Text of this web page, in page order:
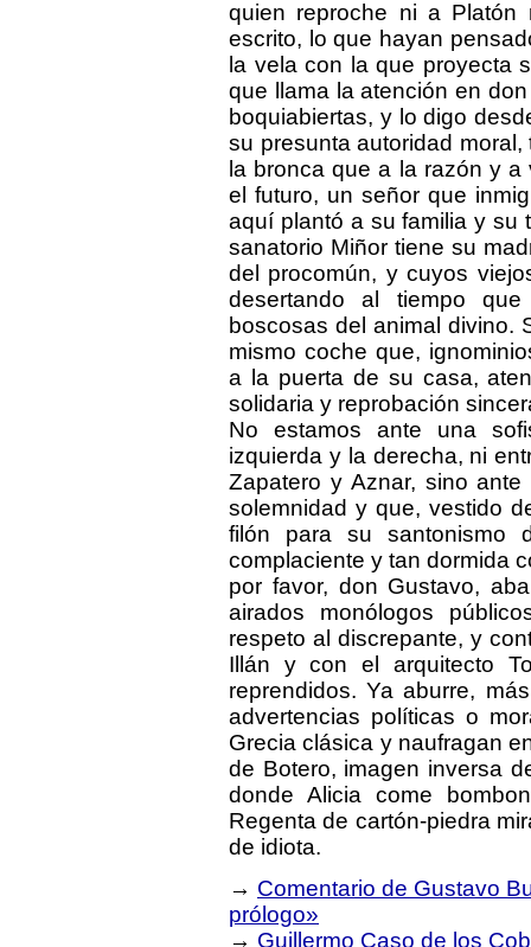
quien reproche ni a Platón
escrito, lo que hayan
la vela con la que proyecta
que llama la atención en
boquiabiertas, y lo digo
su presunta autoridad
la bronca que a la razón y
el futuro, un señor que
aquí plantó a su familia y su
sanatorio Miñor tiene su
del procomún, y cuyos
desertando al tiempo
boscosas del animal divino.
mismo coche que,
a la puerta de su casa,
solidaria y reprobación
No estamos ante una
izquierda y la derecha, ni
Zapatero y Aznar, sino
solemnidad y que, vestido
filón para su santonismo
complaciente y tan dormida
por favor, don Gustavo,
airados monólogos
respeto al discrepante, y
Illán y con el arquitecto
reprendidos. Ya aburre,
advertencias políticas o
Grecia clásica y naufragan
de Botero, imagen inversa
donde Alicia come
Regenta de cartón-piedra
de idiota.
→ Comentario de Gustavo
prólogo»
→ Guillermo Caso de los